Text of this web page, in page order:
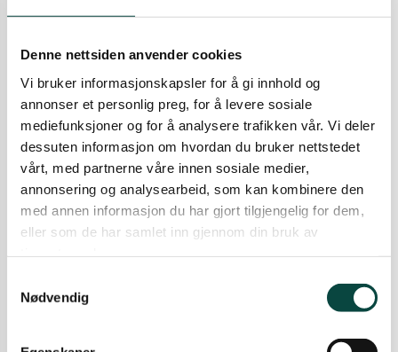
Denne nettsiden anvender cookies
Vi bruker informasjonskapsler for å gi innhold og
annonser et personlig preg, for å levere sosiale
mediefunksjoner og for å analysere trafikken vår. Vi deler
dessuten informasjon om hvordan du bruker nettstedet
vårt, med partnerne våre innen sosiale medier,
annonsering og analysearbeid, som kan kombinere den
med annen informasjon du har gjort tilgjengelig for dem,
eller som de har samlet inn gjennom din bruk av
Nødvendig
&
– Seier for både fjellreven og
Norges Naturvernforbund!
Etter at Fjellrevprosjektets fotobokser på
Varangerhalvøya har vært i virksomhet i knappe
to uker, er det allerede tatt over 130 bilder av
fjellrev. På flere bilder opptrer par. - Dermed har
vi grunnlag for å si at Fjellrevprosjektet på
Varangerhalvøya er en nasjonal suksess. Endelig
ser vi et tiltak som har virkning, sier en lykkelig
Kjell M. Derås, leder Norges Naturvernforbunds